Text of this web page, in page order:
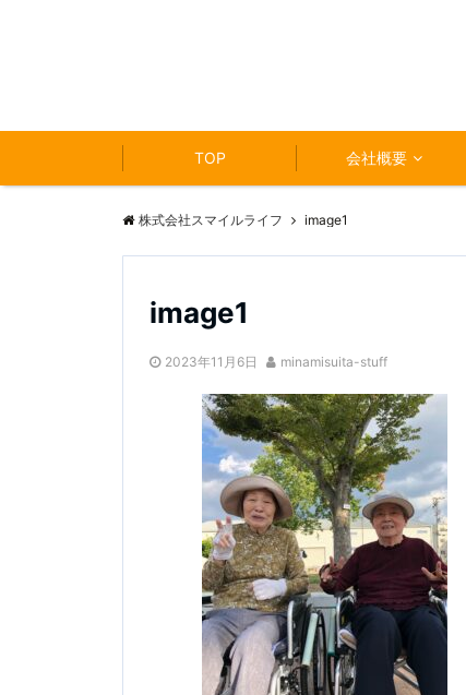
TOP 会社概要
株式会社スマイルライフ image1
image1
2023年11月6日 minamisuita-stuff